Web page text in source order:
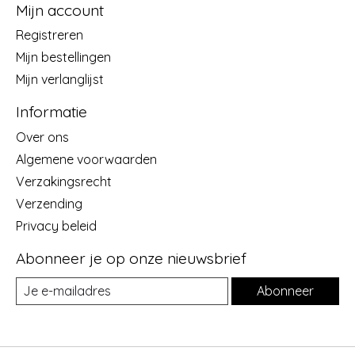
Mijn account
Registreren
Mijn bestellingen
Mijn verlanglijst
Informatie
Over ons
Algemene voorwaarden
Verzakingsrecht
Verzending
Privacy beleid
Abonneer je op onze nieuwsbrief
Abonneer